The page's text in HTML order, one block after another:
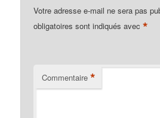
Votre adresse e-mail ne sera pas
obligatoires sont indiqués avec*
Commentaire *